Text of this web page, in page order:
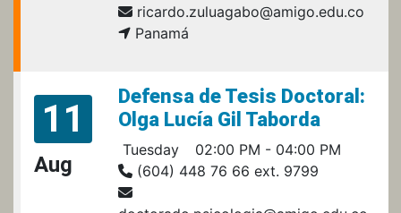
ricardo.zuluagabo@amigo.edu.co
Panamá
11
Aug
Defensa de Tesis Doctoral:
Olga Lucía Gil Taborda
Tuesday
02:00 PM - 04:00 PM
(604) 448 76 66 ext. 9799